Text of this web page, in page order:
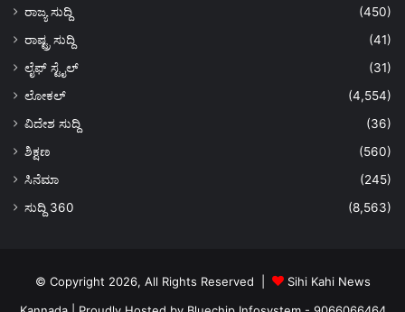
ರಾಜ್ಯ ಸುದ್ದಿ
(450)
ರಾಷ್ಟ್ರ ಸುದ್ದಿ
(41)
ಲೈಫ್ ಸ್ಟೈಲ್
(31)
ಲೋಕಲ್
(4,554)
ವಿದೇಶ ಸುದ್ದಿ
(36)
ಶಿಕ್ಷಣ
(560)
ಸಿನೆಮಾ
(245)
ಸುದ್ದಿ 360
(8,563)
© Copyright 2026, All Rights Reserved |
Sihi Kahi News